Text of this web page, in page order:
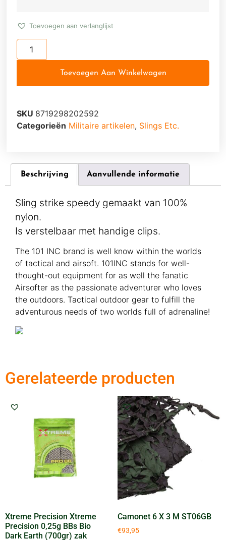
Toevoegen aan verlanglijst
Toevoegen Aan Winkelwagen
SKU 8719298202592
Categorieën Militaire artikelen, Slings Etc.
Beschrijving Aanvullende informatie
Sling strike speedy gemaakt van 100%
nylon.
Is verstelbaar met handige clips.
The 101 INC brand is well know within the worlds
of tactical and airsoft. 101INC stands for well-
thought-out equipment for as well the fanatic
Airsofter as the passionate adventurer who loves
the outdoors. Tactical outdoor gear to fulfill the
adventurous needs of two worlds full of adrenaline!
Gerelateerde producten
Xtreme Precision Xtreme
Precision 0,25g BBs Bio
Dark Earth (700gr) zak
Camonet 6 X 3 M ST06GB
€93,95